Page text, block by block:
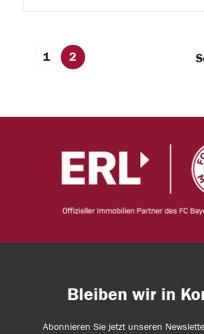
1 2
Bleiben wir in
Abonnieren Sie jetzt unseren